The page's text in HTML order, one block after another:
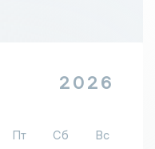
2026
Пт Сб
Вс